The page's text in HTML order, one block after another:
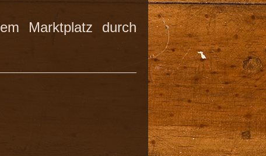
Marktplatz durch